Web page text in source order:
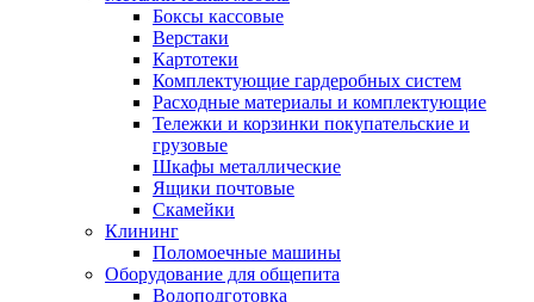
Боксы кассовые
Верстаки
Картотеки
Комплектующие гардеробных систем
Расходные материалы и комплектующие
Тележки и корзинки покупательские и
грузовые
Шкафы металлические
Ящики почтовые
Скамейки
Клининг
Поломоечные машины
Оборудование для общепита
Водоподготовка